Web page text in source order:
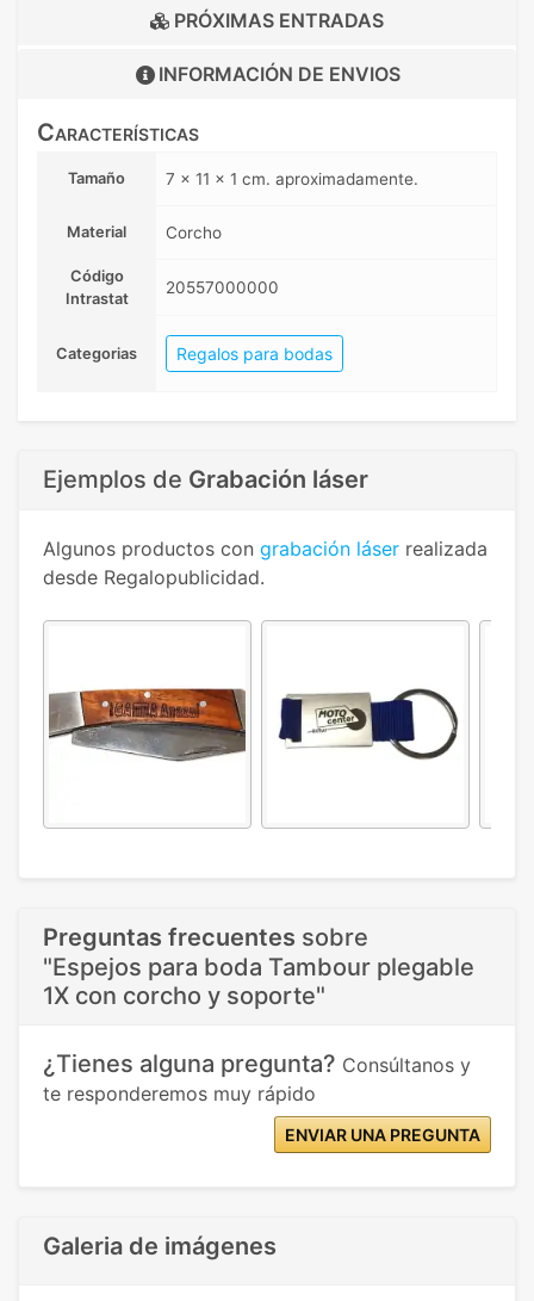
PRÓXIMAS ENTRADAS
INFORMACIÓN DE ENVIOS
Características
Tamaño 7 x 11 x 1 cm. aproximadamente.
Material Corcho
Código
Intrastat
20557000000
Categorias Regalos para bodas
Ejemplos de Grabación láser
Algunos productos con grabación láser realizada
desde Regalopublicidad.
Preguntas frecuentes sobre
"Espejos para boda Tambour plegable
1X con corcho y soporte"
¿Tienes alguna pregunta? Consúltanos y
te responderemos muy rápido
ENVIAR UNA PREGUNTA
Galeria de imágenes